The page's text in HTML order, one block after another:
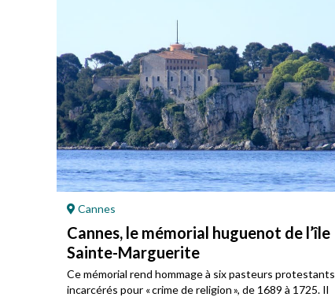
Cannes
Cannes, le mémorial huguenot de l’île
Sainte-Marguerite
Ce mémorial rend hommage à six pasteurs protestants
incarcérés pour « crime de religion », de 1689 à 1725. Il